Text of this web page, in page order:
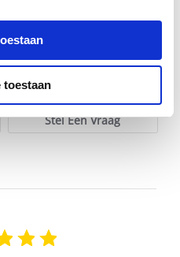
toestaan
Stel Een Vraag